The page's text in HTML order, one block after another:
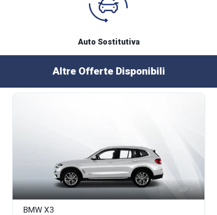
Auto Sostitutiva
Altre Offerte Disponibili
1
BMW X3